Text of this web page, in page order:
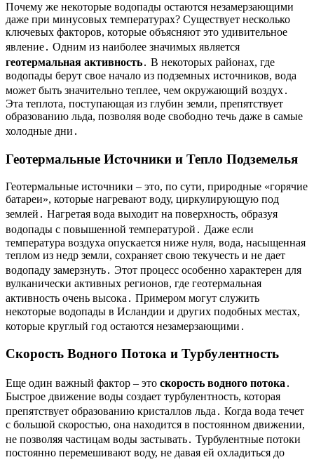
Почему же некоторые водопады остаются незамерзающими
даже при минусовых температурах? Существует несколько
ключевых факторов, которые объясняют это удивительное
явление․ Одним из наиболее значимых является
геотермальная активность․ В некоторых районах, где
водопады берут свое начало из подземных источников, вода
может быть значительно теплее, чем окружающий воздух․
Эта теплота, поступающая из глубин земли, препятствует
образованию льда, позволяя воде свободно течь даже в самые
холодные дни․
Геотермальные Источники и Тепло Подземелья
Геотермальные источники – это, по сути, природные «горячие
батареи», которые нагревают воду, циркулирующую под
землей․ Нагретая вода выходит на поверхность, образуя
водопады с повышенной температурой․ Даже если
температура воздуха опускается ниже нуля, вода, насыщенная
теплом из недр земли, сохраняет свою текучесть и не дает
водопаду замерзнуть․ Этот процесс особенно характерен для
вулканически активных регионов, где геотермальная
активность очень высока․ Примером могут служить
некоторые водопады в Исландии и других подобных местах,
которые круглый год остаются незамерзающими․
Скорость Водного Потока и Турбулентность
Еще один важный фактор – это скорость водного потока ․
Быстрое движение воды создает турбулентность, которая
препятствует образованию кристаллов льда․ Когда вода течет
с большой скоростью, она находится в постоянном движении,
не позволяя частицам воды застывать․ Турбулентные потоки
постоянно перемешивают воду, не давая ей охладиться до